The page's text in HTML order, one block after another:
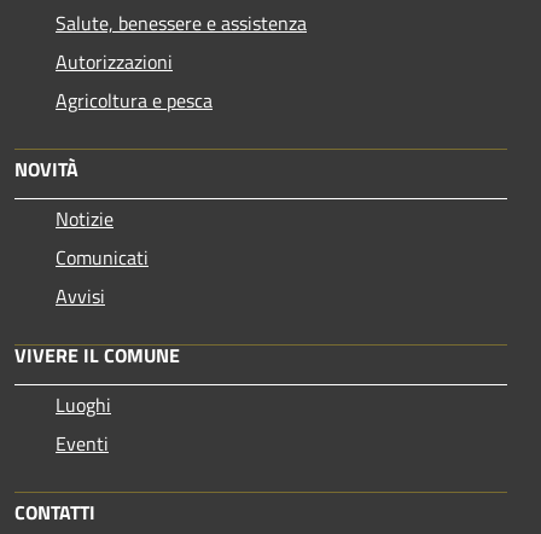
Salute, benessere e assistenza
Autorizzazioni
Agricoltura e pesca
NOVITÀ
Notizie
Comunicati
Avvisi
VIVERE IL COMUNE
Luoghi
Eventi
CONTATTI